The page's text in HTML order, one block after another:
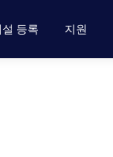
등록 지원